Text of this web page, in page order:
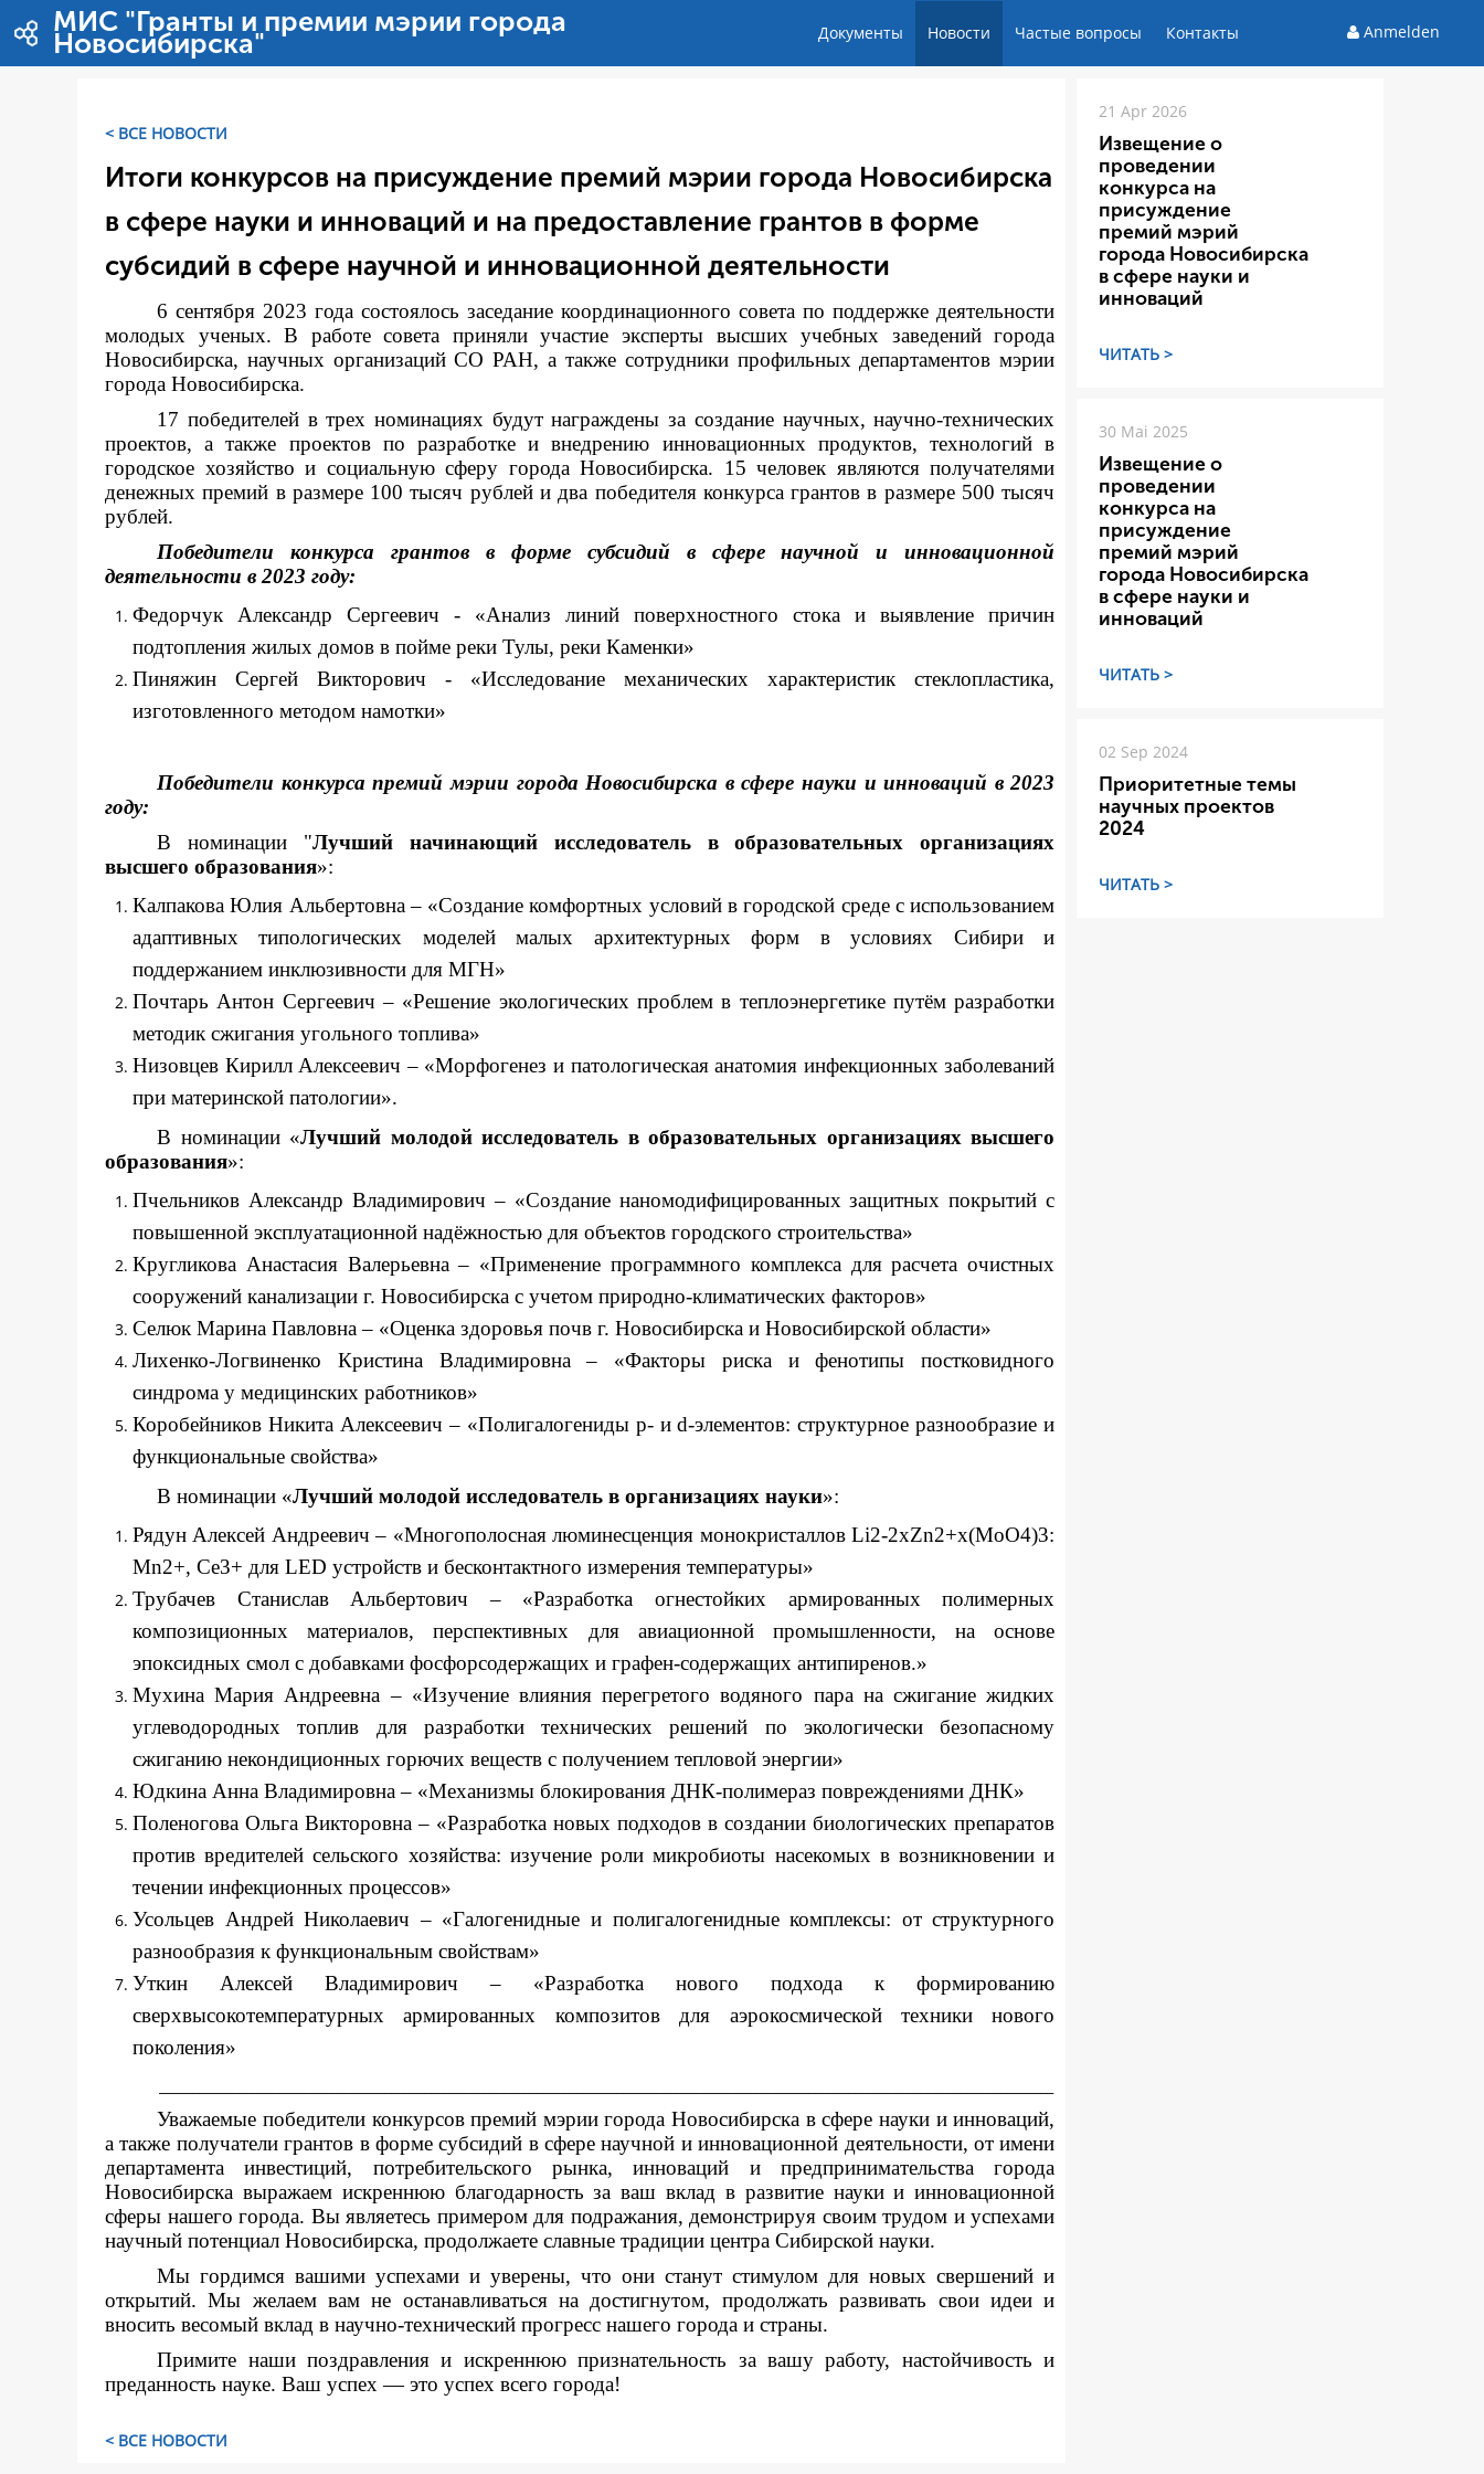
Zum Inhalt wechseln
МИС "Гранты и премии мэрии города
Новосибирска" Документы Новости Частые вопросы Контакты Anmelden
< ВСЕ НОВОСТИ
Итоги конкурсов на присуждение премий мэрии города Новосибирска
в сфере науки и инноваций и на предоставление грантов в форме
субсидий в сфере научной и инновационной деятельности
6 сентября 2023 года состоялось заседание координационного совета по поддержке деятельности
молодых ученых. В работе совета приняли участие эксперты высших учебных заведений города
Новосибирска, научных организаций СО РАН, а также сотрудники профильных департаментов мэрии
города Новосибирска.
17 победителей в трех номинациях будут награждены за создание научных, научно-технических
проектов, а также проектов по разработке и внедрению инновационных продуктов, технологий в
городское хозяйство и социальную сферу города Новосибирска. 15 человек являются получателями
денежных премий в размере 100 тысяч рублей и два победителя конкурса грантов в размере 500 тысяч
рублей.
Победители конкурса грантов в форме субсидий в сфере научной и инновационной
деятельности в 2023 году:
Федорчук Александр Сергеевич - «Анализ линий поверхностного стока и выявление причин
подтопления жилых домов в пойме реки Тулы, реки Каменки»
Пиняжин Сергей Викторович - «Исследование механических характеристик стеклопластика,
изготовленного методом намотки»
Победители конкурса премий мэрии города Новосибирска в сфере науки и инноваций в 2023
году:
В номинации "Лучший начинающий исследователь в образовательных организациях
высшего образования»:
Калпакова Юлия Альбертовна – «Создание комфортных условий в городской среде с использованием
адаптивных типологических моделей малых архитектурных форм в условиях Сибири и
поддержанием инклюзивности для МГН»
Почтарь Антон Сергеевич – «Решение экологических проблем в теплоэнергетике путём разработки
методик сжигания угольного топлива»
Низовцев Кирилл Алексеевич – «Морфогенез и патологическая анатомия инфекционных заболеваний
при материнской патологии».
В номинации «Лучший молодой исследователь в образовательных организациях высшего
образования»:
Пчельников Александр Владимирович – «Создание наномодифицированных защитных покрытий с
повышенной эксплуатационной надёжностью для объектов городского строительства»
Кругликова Анастасия Валерьевна – «Применение программного комплекса для расчета очистных
сооружений канализации г. Новосибирска с учетом природно-климатических факторов»
Селюк Марина Павловна – «Оценка здоровья почв г. Новосибирска и Новосибирской области»
Лихенко-Логвиненко Кристина Владимировна – «Факторы риска и фенотипы постковидного
синдрома у медицинских работников»
Коробейников Никита Алексеевич – «Полигалогениды p- и d-элементов: структурное разнообразие и
функциональные свойства»
В номинации «Лучший молодой исследователь в организациях науки»:
Рядун Алексей Андреевич – «Многополосная люминесценция монокристаллов Li2-2xZn2+x(MoO4)3:
Mn2+, Ce3+ для LED устройств и бесконтактного измерения температуры»
Трубачев Станислав Альбертович – «Разработка огнестойких армированных полимерных
композиционных материалов, перспективных для авиационной промышленности, на основе
эпоксидных смол с добавками фосфорсодержащих и графен-содержащих антипиренов.»
Мухина Мария Андреевна – «Изучение влияния перегретого водяного пара на сжигание жидких
углеводородных топлив для разработки технических решений по экологически безопасному
сжиганию некондиционных горючих веществ с получением тепловой энергии»
Юдкина Анна Владимировна – «Механизмы блокирования ДНК-полимераз повреждениями ДНК»
Поленогова Ольга Викторовна – «Разработка новых подходов в создании биологических препаратов
против вредителей сельского хозяйства: изучение роли микробиоты насекомых в возникновении и
течении инфекционных процессов»
Усольцев Андрей Николаевич – «Галогенидные и полигалогенидные комплексы: от структурного
разнообразия к функциональным свойствам»
Уткин Алексей Владимирович – «Разработка нового подхода к формированию
сверхвысокотемпературных армированных композитов для аэрокосмической техники нового
поколения»
Уважаемые победители конкурсов премий мэрии города Новосибирска в сфере науки и инноваций,
а также получатели грантов в форме субсидий в сфере научной и инновационной деятельности, от имени
департамента инвестиций, потребительского рынка, инноваций и предпринимательства города
Новосибирска выражаем искреннюю благодарность за ваш вклад в развитие науки и инновационной
сферы нашего города. Вы являетесь примером для подражания, демонстрируя своим трудом и успехами
научный потенциал Новосибирска, продолжаете славные традиции центра Сибирской науки.
Мы гордимся вашими успехами и уверены, что они станут стимулом для новых свершений и
открытий. Мы желаем вам не останавливаться на достигнутом, продолжать развивать свои идеи и
вносить весомый вклад в научно-технический прогресс нашего города и страны.
Примите наши поздравления и искреннюю признательность за вашу работу, настойчивость и
преданность науке. Ваш успех — это успех всего города!
< ВСЕ НОВОСТИ
21 Apr 2026
Извещение о
проведении
конкурса на
присуждение
премий мэрий
города Новосибирска
в сфере науки и
инноваций
ЧИТАТЬ >
30 Mai 2025
Извещение о
проведении
конкурса на
присуждение
премий мэрий
города Новосибирска
в сфере науки и
инноваций
ЧИТАТЬ >
02 Sep 2024
Приоритетные темы
научных проектов
2024
ЧИТАТЬ >